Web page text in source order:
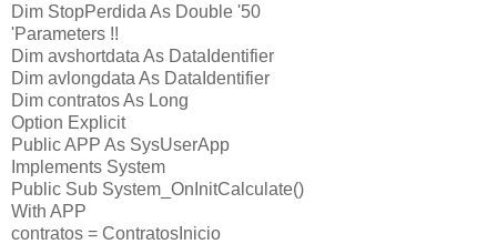
Dim StopPerdida As Double '50
'Parameters !!
Dim avshortdata As DataIdentifier
Dim avlongdata As DataIdentifier
Dim contratos As Long
Option Explicit
Public APP As SysUserApp
Implements System
Public Sub System_OnInitCalculate()
With APP
contratos = ContratosInicio